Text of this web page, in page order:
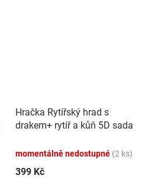
Hračka Rytířský hrad s
drakem+ rytíř a kůň 5D sada
momentálně nedostupné (2 ks)
399 Kč